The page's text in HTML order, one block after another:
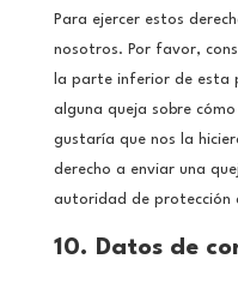
Para ejercer estos
nosotros. Por favor,
la parte inferior de esta
alguna queja sobre
gustaría que nos la
derecho a enviar una
autoridad de protección
10. Datos de